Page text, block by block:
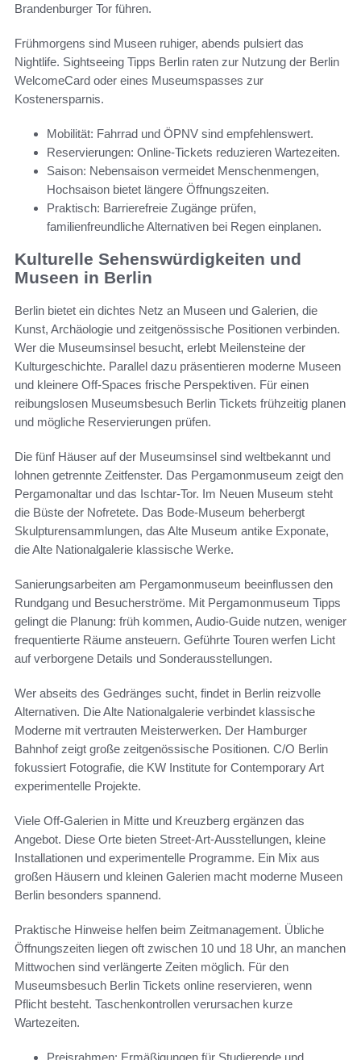
Brandenburger Tor führen.
Frühmorgens sind Museen ruhiger, abends pulsiert das
Nightlife. Sightseeing Tipps Berlin raten zur Nutzung der Berlin
WelcomeCard oder eines Museumspasses zur
Kostenersparnis.
Mobilität: Fahrrad und ÖPNV sind empfehlenswert.
Reservierungen: Online-Tickets reduzieren Wartezeiten.
Saison: Nebensaison vermeidet Menschenmengen,
Hochsaison bietet längere Öffnungszeiten.
Praktisch: Barrierefreie Zugänge prüfen,
familienfreundliche Alternativen bei Regen einplanen.
Kulturelle Sehenswürdigkeiten und
Museen in Berlin
Berlin bietet ein dichtes Netz an Museen und Galerien, die
Kunst, Archäologie und zeitgenössische Positionen verbinden.
Wer die Museumsinsel besucht, erlebt Meilensteine der
Kulturgeschichte. Parallel dazu präsentieren moderne Museen
und kleinere Off-Spaces frische Perspektiven. Für einen
reibungslosen Museumsbesuch Berlin Tickets frühzeitig planen
und mögliche Reservierungen prüfen.
Die fünf Häuser auf der Museumsinsel sind weltbekannt und
lohnen getrennte Zeitfenster. Das Pergamonmuseum zeigt den
Pergamonaltar und das Ischtar-Tor. Im Neuen Museum steht
die Büste der Nofretete. Das Bode-Museum beherbergt
Skulpturensammlungen, das Alte Museum antike Exponate,
die Alte Nationalgalerie klassische Werke.
Sanierungsarbeiten am Pergamonmuseum beeinflussen den
Rundgang und Besucherströme. Mit Pergamonmuseum Tipps
gelingt die Planung: früh kommen, Audio-Guide nutzen, weniger
frequentierte Räume ansteuern. Geführte Touren werfen Licht
auf verborgene Details und Sonderausstellungen.
Wer abseits des Gedränges sucht, findet in Berlin reizvolle
Alternativen. Die Alte Nationalgalerie verbindet klassische
Moderne mit vertrauten Meisterwerken. Der Hamburger
Bahnhof zeigt große zeitgenössische Positionen. C/O Berlin
fokussiert Fotografie, die KW Institute for Contemporary Art
experimentelle Projekte.
Viele Off-Galerien in Mitte und Kreuzberg ergänzen das
Angebot. Diese Orte bieten Street-Art-Ausstellungen, kleine
Installationen und experimentelle Programme. Ein Mix aus
großen Häusern und kleinen Galerien macht moderne Museen
Berlin besonders spannend.
Praktische Hinweise helfen beim Zeitmanagement. Übliche
Öffnungszeiten liegen oft zwischen 10 und 18 Uhr, an manchen
Mittwochen sind verlängerte Zeiten möglich. Für den
Museumsbesuch Berlin Tickets online reservieren, wenn
Pflicht besteht. Taschenkontrollen verursachen kurze
Wartezeiten.
Preisrahmen: Ermäßigungen für Studierende und